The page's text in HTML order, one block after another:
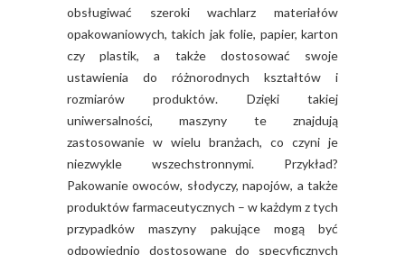
obsługiwać szeroki wachlarz materiałów
opakowaniowych, takich jak folie, papier, karton
czy plastik, a także dostosować swoje
ustawienia do różnorodnych kształtów i
rozmiarów produktów. Dzięki takiej
uniwersalności, maszyny te znajdują
zastosowanie w wielu branżach, co czyni je
niezwykle wszechstronnymi. Przykład?
Pakowanie owoców, słodyczy, napojów, a także
produktów farmaceutycznych – w każdym z tych
przypadków maszyny pakujące mogą być
odpowiednio dostosowane do specyficznych